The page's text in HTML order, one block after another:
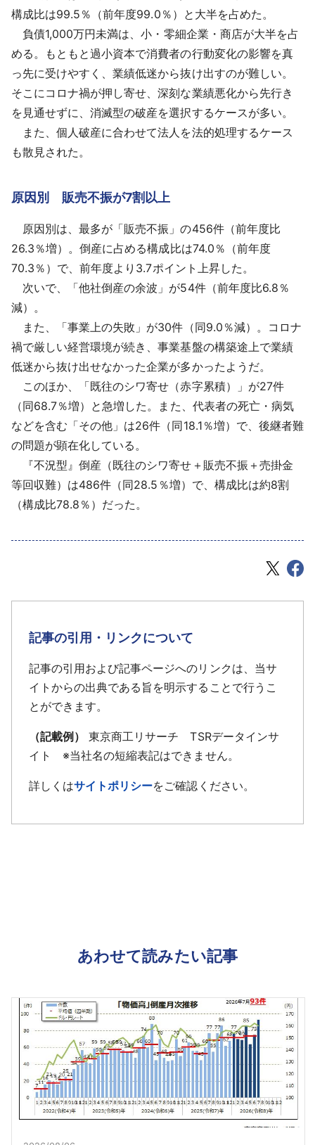
構成比は99.5％（前年度99.0％）と大半を占めた。
負債1,000万円未満は、小・零細企業・商店が大半を占
める。もともと過小資本で消費者の行動変化の影響を真
っ先に受けやすく、業績低迷から抜け出すのが難しい。
そこにコロナ禍が押し寄せ、深刻な業績悪化から先行き
を見通せずに、消滅型の破産を選択するケースが多い。
また、個人破産に合わせて法人を法的処理するケース
も散見された。
原因別 販売不振が7割以上
原因別は、最多が「販売不振」の456件（前年度比
26.3％増）。倒産に占める構成比は74.0％（前年度
70.3％）で、前年度より3.7ポイント上昇した。
次いで、「他社倒産の余波」が54件（前年度比6.8％
減）。
また、「事業上の失敗」が30件（同9.0％減）。コロナ
禍で厳しい経営環境が続き、事業基盤の構築途上で業績
低迷から抜け出せなかった企業が多かったようだ。
このほか、「既往のシワ寄せ（赤字累積）」が27件
（同68.7％増）と急増した。また、代表者の死亡・病気
などを含む「その他」は26件（同18.1％増）で、後継者難
の問題が顕在化している。
『不況型』倒産（既往のシワ寄せ＋販売不振＋売掛金
等回収難）は486件（同28.5％増）で、構成比は約8割
（構成比78.8％）だった。
記事の引用・リンクについて
記事の引用および記事ページへのリンクは、当サ
イトからの出典である旨を明示することで行うこ
とができます。
（記載例）
東京商工リサーチ TSRデータインサ
イト ※当社名の短縮表記はできません。
詳しくはサイトポリシーをご確認ください。
あわせて読みたい記事